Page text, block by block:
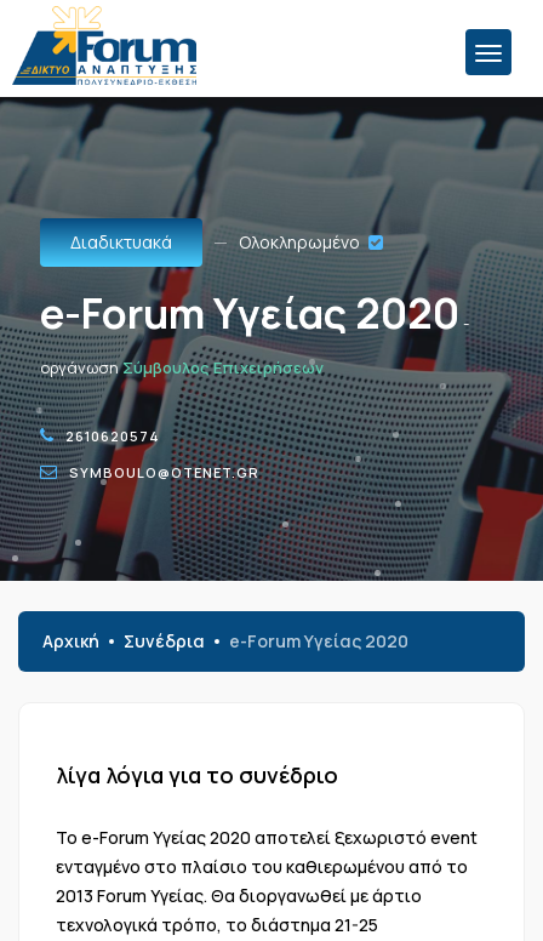
Διαδικτυακά Ολοκληρωμένο
e-Forum Υγείας 2020-
οργάνωσηΣύμβουλος Επιχειρήσεων
2610620574
SYMBOULO@OTENET.GR
Αρχική Συνέδρια e-Forum Υγείας 2020
λίγα λόγια για το συνέδριο
To e-Forum Υγείας 2020 αποτελεί ξεχωριστό event
ενταγμένο στο πλαίσιο του καθιερωμένου από το
2013 Forum Υγείας. Θα διοργανωθεί με άρτιο
τεχνολογικά τρόπο, το διάστημα 21-25